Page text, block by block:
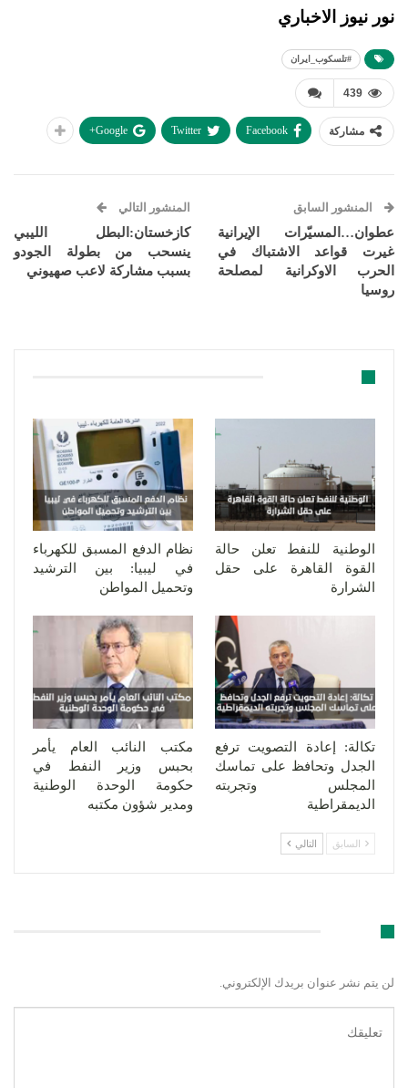
نور نيوز الاخباري
#تلسكوب_ايران
439
مشاركة Facebook
Twitter
Google+
المنشور السابق
عطوان…المسيّرات الإيرانية
غيرت قواعد الاشتباك في
الحرب الاوكرانية لمصلحة
روسيا
المنشور التالي
كازخستان:البطل الليبي
ينسحب من بطولة الجودو
بسبب مشاركة لاعب صهيوني
الوطنية للنفط تعلن حالة
القوة القاهرة على حقل
الشرارة
نظام الدفع المسبق للكهرباء
في ليبيا: بين الترشيد
وتحميل المواطن
تكالة: إعادة التصويت ترفع
الجدل وتحافظ على تماسك
المجلس وتجربته
الديمقراطية
مكتب النائب العام يأمر
بحبس وزير النفط في
حكومة الوحدة الوطنية
ومدير شؤون مكتبه
السابق التالي
لن يتم نشر عنوان بريدك الإلكتروني.